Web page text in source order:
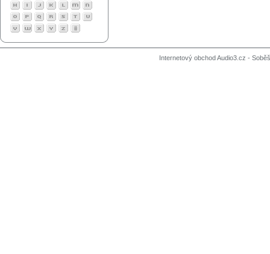
Internetový obchod Audio3.cz -